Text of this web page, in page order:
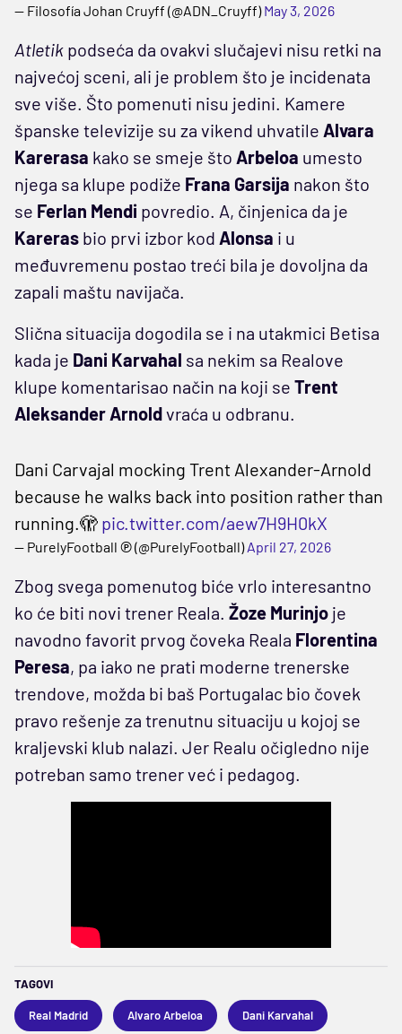
— Filosofía Johan Cruyff (@ADN_Cruyff)May 3, 2026
Atletik podseća da ovakvi slučajevi nisu retki na
najvećoj sceni, ali je problem što je incidenata
sve više. Što pomenuti nisu jedini. Kamere
španske televizije su za vikend uhvatile Alvara
Karerasa kako se smeje što Arbeloa umesto
njega sa klupe podiže Frana Garsija nakon što
se Ferlan Mendi povredio. A, činjenica da je
Kareras bio prvi izbor kod Alonsa i u
međuvremenu postao treći bila je dovoljna da
zapali maštu navijača.
Slična situacija dogodila se i na utakmici Betisa
kada je Dani Karvahal sa nekim sa Realove
klupe komentarisao način na koji se Trent
Aleksander Arnoldvraća u odbranu.
Dani Carvajal mocking Trent Alexander-Arnold
because he walks back into position rather than
running.🫣 pic.twitter.com/aew7H9H0kX
— PurelyFootball ℗ (@PurelyFootball)April 27, 2026
Zbog svega pomenutog biće vrlo interesantno
ko će biti novi trener Reala. Žoze Murinjo je
navodno favorit prvog čoveka Reala Florentina
Peresa, pa iako ne prati moderne trenerske
trendove, možda bi baš Portugalac bio čovek
pravo rešenje za trenutnu situaciju u kojoj se
kraljevski klub nalazi. Jer Realu očigledno nije
potreban samo trener već i pedagog.
TAGOVI
Real Madrid Alvaro Arbeloa Dani Karvahal